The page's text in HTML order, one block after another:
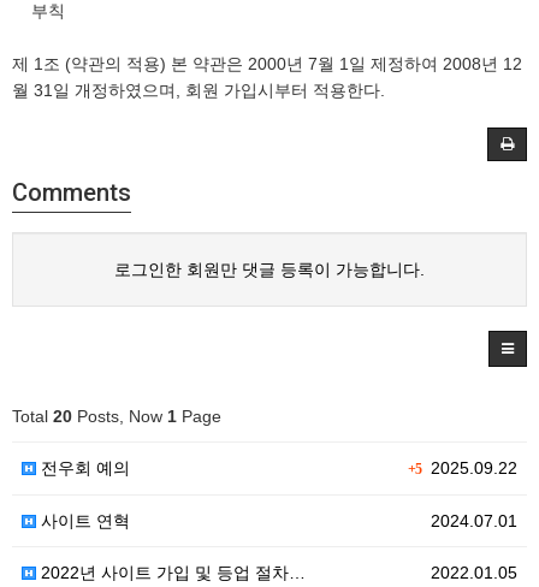
부칙
제 1조 (약관의 적용) 본 약관은 2000년 7월 1일 제정하여 2008년 12
월 31일 개정하였으며, 회원 가입시부터 적용한다.
Comments
로그인한 회원만 댓글 등록이 가능합니다.
Total 20 Posts, Now 1 Page
+52025.09.22
전우회 예의
2024.07.01
사이트 연혁
2022.01.05
2022년 사이트 가입 및 등업 절차…